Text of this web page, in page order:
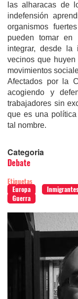
las alharacas de
indefensión
organismos
pueden tomar
integrar, desde
vecinos que
movimientos
Afectados por la
acogiendo y
trabajadores sin
que es una
tal nombre.
Categoria
Debate
Etiquetas
Europa
Inmigrantes
Guerra